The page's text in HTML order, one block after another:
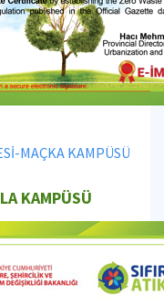
MAÇKA KAMPÜSÜ
KAMPÜSÜ